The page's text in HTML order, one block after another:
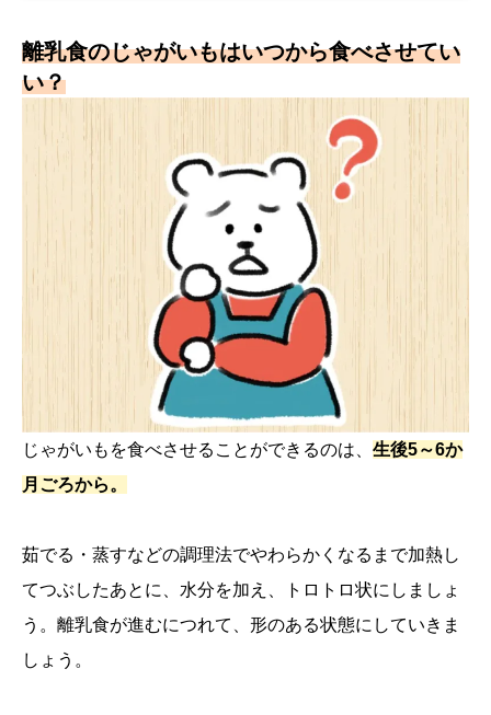
離乳食のじゃがいもはいつから食べさせてい
い？
じゃがいもを食べさせることができるのは、 生後5～6か
月ごろから。
茹でる・蒸すなどの調理法でやわらかくなるまで加熱し
てつぶしたあとに、水分を加え、トロトロ状にしましょ
う。離乳食が進むにつれて、形のある状態にしていきま
しょう。